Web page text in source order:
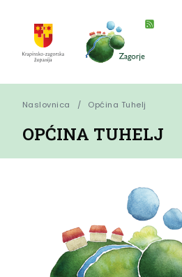
Naslovnica Općina Tuhelj
OPĆINA TUHELJ